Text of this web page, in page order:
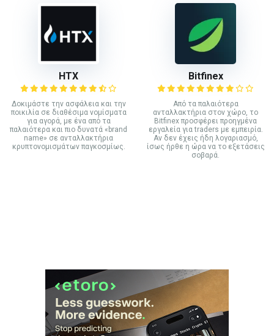
HTX
Δοκιμάστε την ασφάλεια και την
ποικιλία σε διαθέσιμα νομίσματα
για αγορά, με ένα από τα
παλαιότερα και πιο δυνατά «brand
name» σε ανταλλακτήρια
κρυπτονομισμάτων παγκοσμίως.
Bitfinex
Από τα παλαιότερα
ανταλλακτήρια στον χώρο, το
Bitfinex προσφέρει προηγμένα
εργαλεία για traders με εμπειρία.
Αν δεν έχεις ήδη λογαριασμό,
ίσως ήρθε η ώρα να το εξετάσεις
σοβαρά.